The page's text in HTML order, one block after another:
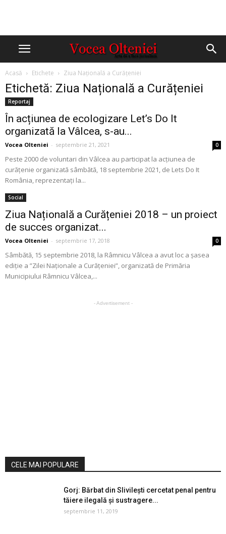
Acasă Etichete Ziua Națională a Curățeniei
Etichetă: Ziua Națională a Curățeniei
Reportaj
În acțiunea de ecologizare Let’s Do It
organizată la Vâlcea, s-au...
Vocea Olteniei - septembrie 21, 2021 0
Peste 2000 de voluntari din Vâlcea au participat la acțiunea de
curățenie organizată sâmbătă, 18 septembrie 2021, de Lets Do It
România, reprezentați la...
Social
Ziua Națională a Curățeniei 2018 – un proiect
de succes organizat...
Vocea Olteniei - septembrie 17, 2018 0
Sâmbătă, 15 septembrie 2018, la Râmnicu Vâlcea a avut loc a șasea
ediție a ”Zilei Naționale a Curățeniei”, organizată de Primăria
Municipiului Râmnicu Vâlcea,...
- Advertisement -
CELE MAI POPULARE
Gorj: Bărbat din Slivileşti cercetat penal pentru
tăiere ilegală și sustragere...
septembrie 11, 2019